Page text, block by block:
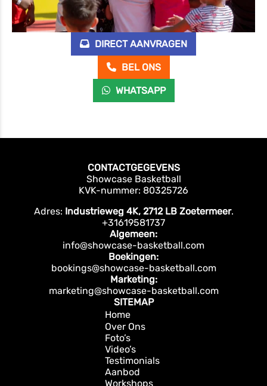
DIRECT AANVRAGEN
BEL ONS
WHATSAPP
CONTACTGEGEVENS
Showcase Basketball
KVK-nummer: 80325726
Adres: Industrieweg 4K, 2712 LB Zoetermeer.
+31619581737
Algemeen:
info@showcase-basketball.com
Boekingen:
bookings@showcase-basketball.com
Marketing:
marketing@showcase-basketball.com
SITEMAP
Home
Over Ons
Foto’s
Video’s
Testimonials
Aanbod
Workshops